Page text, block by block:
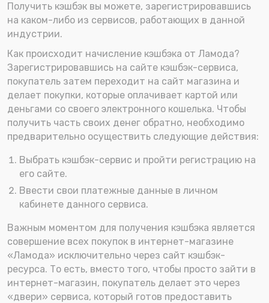
Получить кэшбэк вы можете, зарегистрировавшись
на каком-либо из сервисов, работающих в данной
индустрии.
Как происходит начисление кэшбэка от Ламода?
Зарегистрировавшись на сайте кэшбэк-сервиса,
покупатель затем переходит на сайт магазина и
делает покупки, которые оплачивает картой или
деньгами со своего электронного кошелька. Чтобы
получить часть своих денег обратно, необходимо
предварительно осуществить следующие действия:
Выбрать кэшбэк-сервис и пройти регистрацию на
его сайте.
Ввести свои платежные данные в личном
кабинете данного сервиса.
Важным моментом для получения кэшбэка является
совершение всех покупок в интернет-магазине
«Ламода» исключительно через сайт кэшбэк-
ресурса. То есть, вместо того, чтобы просто зайти в
интернет-магазин, покупатель делает это через
«двери» сервиса, который готов предоставить